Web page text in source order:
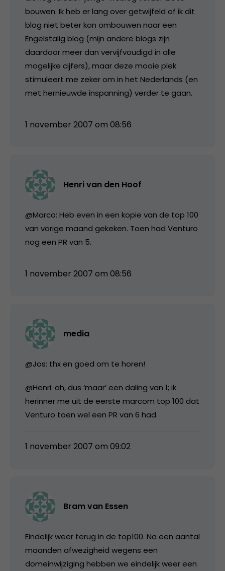
bouwen. Ik heb er lang over getwijfeld of ik dit
blog niet beter kon ombouwen naar een
Engelstalig blog (mijn andere blogs zijn
daardoor meer dan vervijfvoudigd in alle
mogelijke cijfers), maar deze mooie plek
stimuleert me zeker om in het Nederlands (en
met hernieuwde inspanning) verder te gaan.
1 november 2007 om 08:56
Henri van den Hoof
@Marco: Heb even in een kopie van de top 100
van vorige maand gekeken. Toen had Venturo
nog een PR van 5.
1 november 2007 om 08:56
media
@Jos: thx en goed om te horen!
@Henri: ah, dus ‘maar’ een daling van 1; ik
herinner me uit de eerste marcom top 100 dat
Venturo toen wel een PR van 6 had.
1 november 2007 om 09:02
Bram van Essen
Eindelijk weer terug in de top100. Na een aantal
maanden afwezigheid wegens een
domeinwijziging hebben we eindelijk weer een